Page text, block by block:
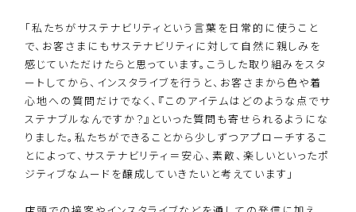
「私たちがサステナビリティという言葉を日常的に使うこと
で、お客さまにもサステナビリティに対して自然に親しみを
感じていただけたらと思っています。こうした取り組みをスタ
ートしてから、インスタライブを行うと、お客さまから色や着
心地への質問だけでなく、『このアイテムはどのような点でサ
ステナブルなんですか？』といった質問も寄せられるようにな
りました。私たちができることから少しずつアプローチするこ
とによって、サステナビリティ＝安心、素敵、楽しいといったポ
ジティブなムードを醸成していきたいと考えています」